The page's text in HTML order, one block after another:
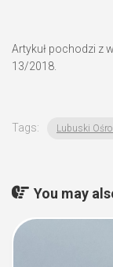
Artykuł pochodzi z
13/2018.
Tags: Lubuski
You may